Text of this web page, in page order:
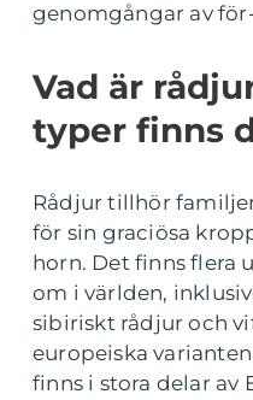
genomgångar av
Vad är
typer finns
Rådjur tillhör
för sin graciösa
horn. Det finns flera
om i världen,
sibiriskt rådjur och
europeiska
finns i stora delar av